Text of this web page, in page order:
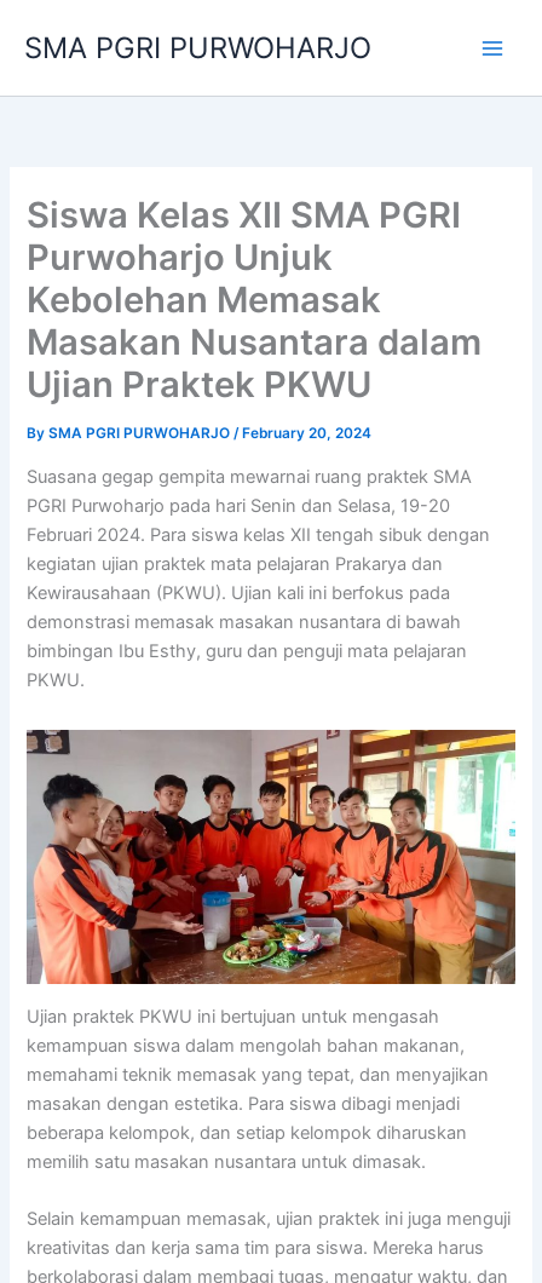
SMA PGRI PURWOHARJO
Siswa Kelas XII SMA PGRI
Purwoharjo Unjuk
Kebolehan Memasak
Masakan Nusantara dalam
Ujian Praktek PKWU
BySMA PGRI PURWOHARJO/ February 20, 2024
Suasana gegap gempita mewarnai ruang praktek SMA
PGRI Purwoharjo pada hari Senin dan Selasa, 19-20
Februari 2024. Para siswa kelas XII tengah sibuk dengan
kegiatan ujian praktek mata pelajaran Prakarya dan
Kewirausahaan (PKWU). Ujian kali ini berfokus pada
demonstrasi memasak masakan nusantara di bawah
bimbingan Ibu Esthy, guru dan penguji mata pelajaran
PKWU.
Ujian praktek PKWU ini bertujuan untuk mengasah
kemampuan siswa dalam mengolah bahan makanan,
memahami teknik memasak yang tepat, dan menyajikan
masakan dengan estetika. Para siswa dibagi menjadi
beberapa kelompok, dan setiap kelompok diharuskan
memilih satu masakan nusantara untuk dimasak.
Selain kemampuan memasak, ujian praktek ini juga menguji
kreativitas dan kerja sama tim para siswa. Mereka harus
berkolaborasi dalam membagi tugas, mengatur waktu, dan